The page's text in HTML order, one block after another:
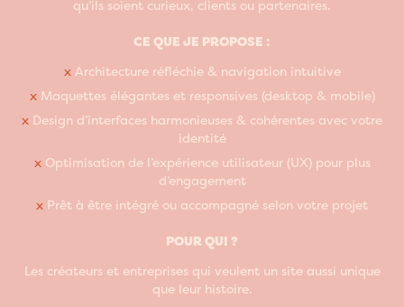
qu’ils soient curieux, clients ou partenaires.
CE QUE JE PROPOSE :
xArchitecture réfléchie & navigation intuitive
xMaquettes élégantes et responsives (desktop & mobile)
x Design d’interfaces harmonieuses & cohérentes avec votre
identité
xOptimisation de l’expérience utilisateur (UX) pour plus
d’engagement
x Prêt à être intégré ou accompagné selon votre projet
POUR QUI ?
Les créateurs et entreprises qui veulent un site aussi unique
que leur histoire.